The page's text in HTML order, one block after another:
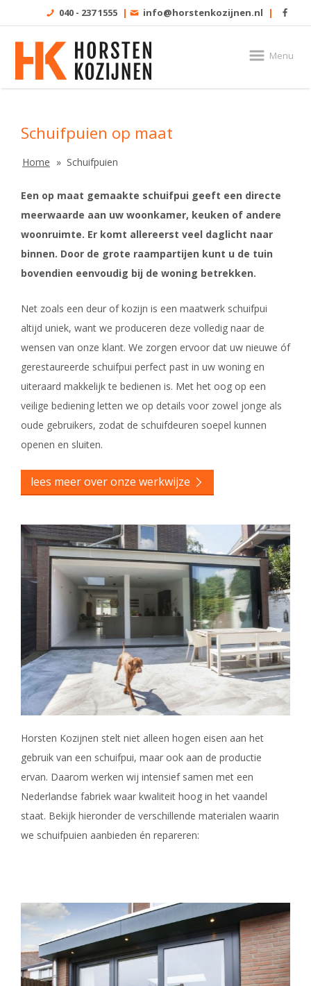
040 - 237 1555 | info@horstenkozijnen.nl |
Menu
Schuifpuien op maat
Home Schuifpuien
Een op maat gemaakte schuifpui geeft een directe
meerwaarde aan uw woonkamer, keuken of andere
woonruimte. Er komt allereerst veel daglicht naar
binnen. Door de grote raampartijen kunt u de tuin
bovendien eenvoudig bij de woning betrekken.
Net zoals een deur of kozijn is een maatwerk schuifpui
altijd uniek, want we produceren deze volledig naar de
wensen van onze klant. We zorgen ervoor dat uw nieuwe óf
gerestaureerde schuifpui perfect past in uw woning en
uiteraard makkelijk te bedienen is. Met het oog op een
veilige bediening letten we op details voor zowel jonge als
oude gebruikers, zodat de schuifdeuren soepel kunnen
openen en sluiten.
lees meer over onze werkwijze
Horsten Kozijnen stelt niet alleen hogen eisen aan het
gebruik van een schuifpui, maar ook aan de productie
ervan. Daarom werken wij intensief samen met een
Nederlandse fabriek waar kwaliteit hoog in het vaandel
staat. Bekijk hieronder de verschillende materialen waarin
we schuifpuien aanbieden én repareren: